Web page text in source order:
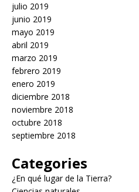
julio 2019
junio 2019
mayo 2019
abril 2019
marzo 2019
febrero 2019
enero 2019
diciembre 2018
noviembre 2018
octubre 2018
septiembre 2018
Categories
¿En qué lugar de la Tierra?